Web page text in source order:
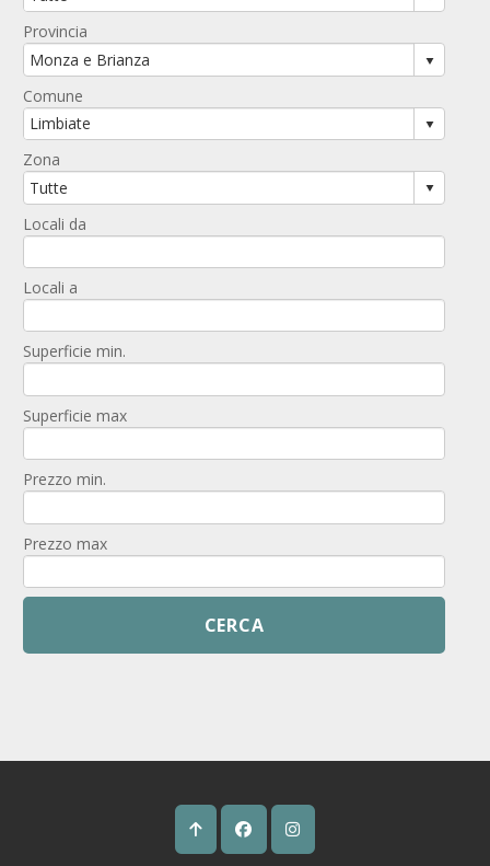
Provincia
Comune
Zona
Locali da
Locali a
Superficie min.
Superficie max
Prezzo min.
Prezzo max